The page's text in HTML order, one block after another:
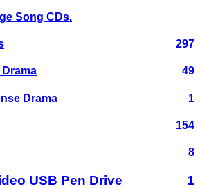
Song CDs.
297
49
Drama 1
154
8
USB Pen Drive
1